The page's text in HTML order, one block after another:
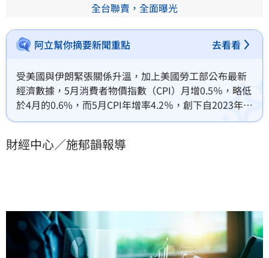
全台聯賣，全面曝光
阿立幫你摘要新聞重點 去看看
受美國與伊朗緊張關係升溫，加上美國勞工部公布最新
經濟數據，5月消費者物價指數（CPI）月增0.5％，略低
於4月的0.6%，而5月CPI年增率4.2％，創下自2023年4
月以來最大增幅。美股週三（10日）四大指數全收黑，
點。
財經中心／施郁韻報導